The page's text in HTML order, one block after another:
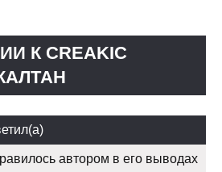
К CREAKIC
автором в его выводах